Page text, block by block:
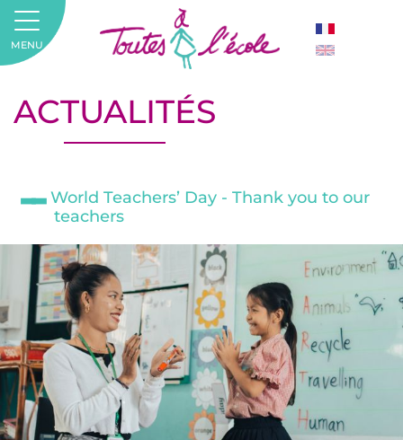
ACTUALITÉS
World Teachers’ Day - Thank you to our
teachers
MENU